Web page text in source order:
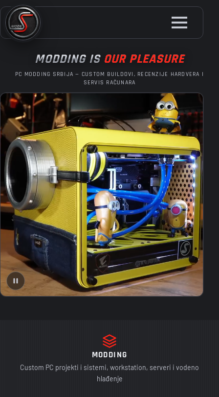
Skip
to
main
MODDING IS OUR PLEASURE
PC MODDING SRBIJA — CUSTOM BUILDOVI, RECENZIJE HARDVERA I
SERVIS RAČUNARA
MODDING
Custom PC projekti i sistemi, workstation, serveri i vodeno
hlađenje